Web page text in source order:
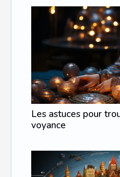
Les astuces pour
voyance